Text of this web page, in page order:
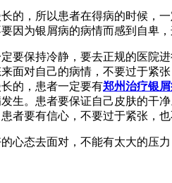
的，所以患者在得病的时候，
为银屑病的病情而感到自卑
要保持冷静，要去正规的医院
面对自己的病情，不要过于紧
的，患者一定要有郑州治疗银
。患者要保证自己皮肤的干
要有信心，不要过于紧张，
心态去面对，不能有太大的压